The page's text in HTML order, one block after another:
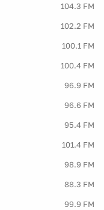
104.3 FM
102.2 FM
100.1 FM
100.4 FM
96.9 FM
96.6 FM
95.4 FM
101.4 FM
98.9 FM
88.3 FM
99.9 FM